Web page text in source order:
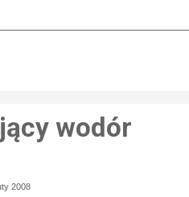
wodór
2008